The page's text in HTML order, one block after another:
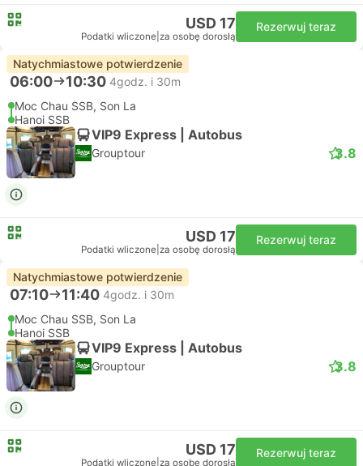
USD 17
Podatki wliczone za osobę dorosłą
Rezerwuj teraz
Natychmiastowe potwierdzenie
06:00 10:30 4godz. i 30m
Moc Chau SSB, Son La
Hanoi SSB
VIP9 Express | Autobus
Grouptour 3.8
USD 17
Podatki wliczone za osobę dorosłą
Rezerwuj teraz
Natychmiastowe potwierdzenie
07:10 11:40 4godz. i 30m
Moc Chau SSB, Son La
Hanoi SSB
VIP9 Express | Autobus
Grouptour 3.8
USD 17
Podatki wliczone za osobę dorosłą
Rezerwuj teraz